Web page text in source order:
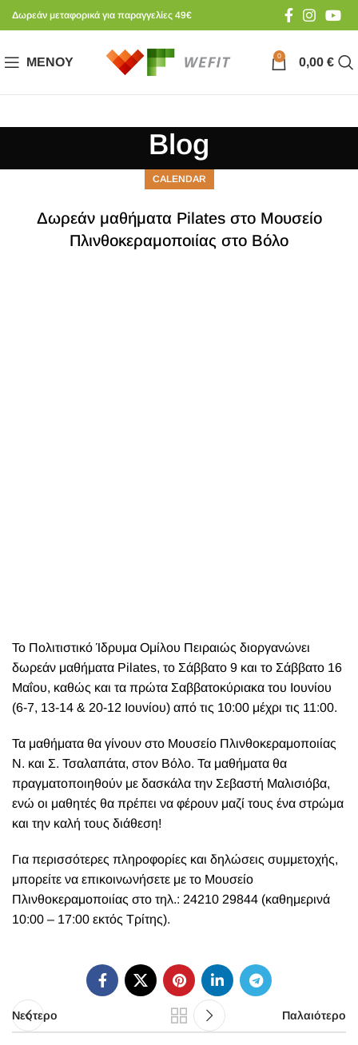
Δωρεάν μεταφορικά για παραγγελίες 49€
ΜΕΝΟΎ 0 0,00 €
Blog
CALENDAR
Δωρεάν μαθήματα Pilates στο Μουσείο
Πλινθοκεραμοποιίας στο Βόλο
Το Πολιτιστικό Ίδρυμα Ομίλου Πειραιώς διοργανώνει
δωρεάν μαθήματα Pilates, το Σάββατο 9 και το Σάββατο 16
Μαΐου, καθώς και τα πρώτα Σαββατοκύριακα του Ιουνίου
(6-7, 13-14 & 20-12 Ιουνίου) από τις 10:00 μέχρι τις 11:00.
Τα μαθήματα θα γίνουν στο Μουσείο Πλινθοκεραμοποιίας
Ν. και Σ. Τσαλαπάτα, στον Βόλο. Τα μαθήματα θα
πραγματοποιηθούν με δασκάλα την Σεβαστή Μαλισιόβα,
ενώ οι μαθητές θα πρέπει να φέρουν μαζί τους ένα στρώμα
και την καλή τους διάθεση!
Για περισσότερες πληροφορίες και δηλώσεις συμμετοχής,
μπορείτε να επικοινωνήσετε με το Μουσείο
Πλινθοκεραμοποιίας στο τηλ.: 24210 29844 (καθημερινά
10:00 – 17:00 εκτός Τρίτης).
Νεότερο Παλαιότερο